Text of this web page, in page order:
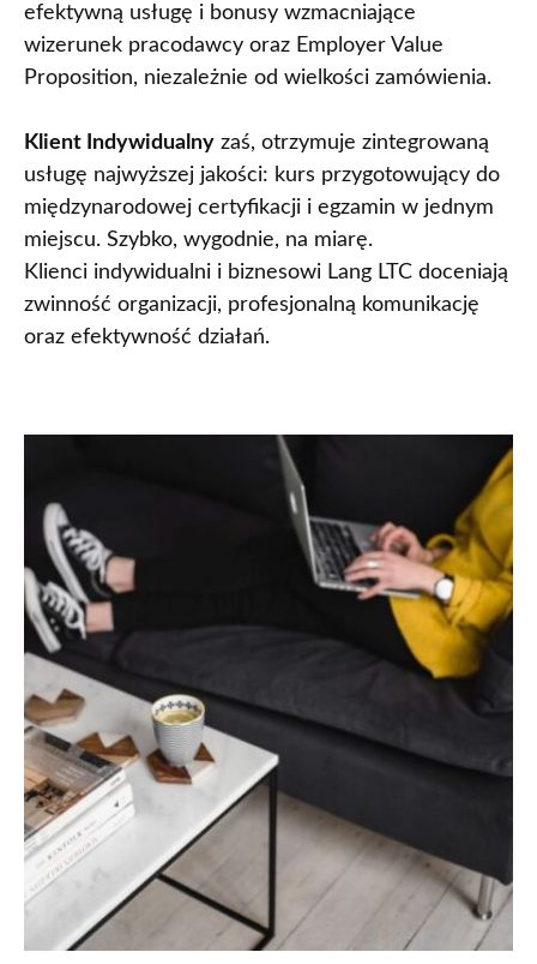
efektywną usługę i bonusy wzmacniające
wizerunek pracodawcy oraz Employer Value
Proposition, niezależnie od wielkości zamówienia.
Klient Indywidualny zaś, otrzymuje zintegrowaną
usługę najwyższej jakości: kurs przygotowujący do
międzynarodowej certyfikacji i egzamin w jednym
miejscu. Szybko, wygodnie, na miarę.
Klienci indywidualni i biznesowi Lang LTC doceniają
zwinność organizacji, profesjonalną komunikację
oraz efektywność działań.